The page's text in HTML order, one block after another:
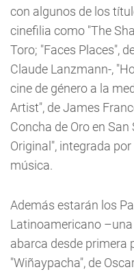
con algunos de los
cinefilia como "The
Toro; "Faces Places",
Claude Lanzmann-,
cine de género a la
Artist", de James
Concha de Oro en
Original", integrada
música.
Además estarán los
Latinoamericano
abarca desde primera
"Wiñaypacha", de